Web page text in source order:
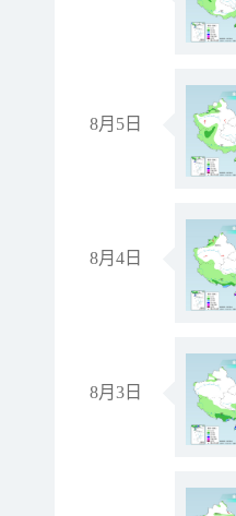
8月5日
8月4日
8月3日